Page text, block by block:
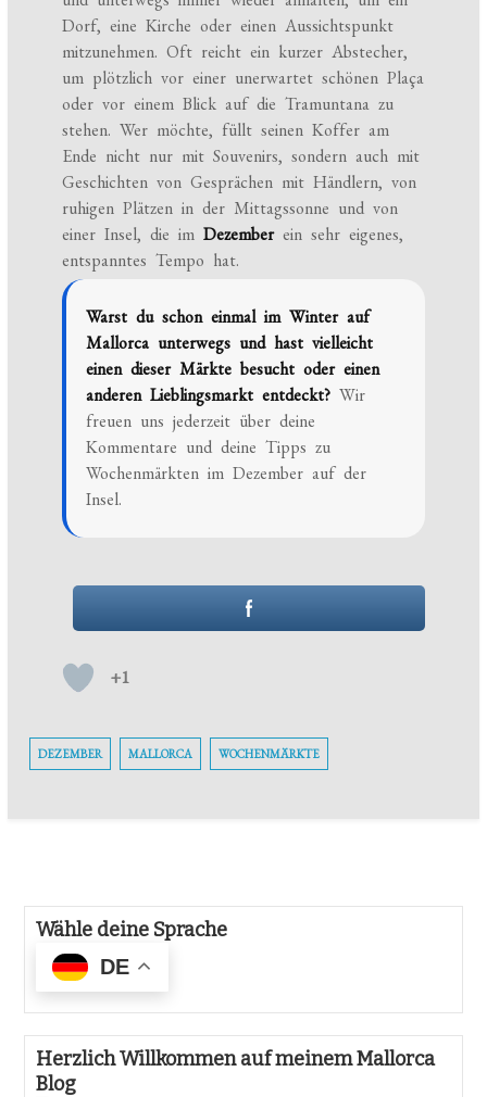
Dorf, eine Kirche oder einen Aussichtspunkt
mitzunehmen. Oft reicht ein kurzer Abstecher,
um plötzlich vor einer unerwartet schönen Plaça
oder vor einem Blick auf die Tramuntana zu
stehen. Wer möchte, füllt seinen Koffer am
Ende nicht nur mit Souvenirs, sondern auch mit
Geschichten von Gesprächen mit Händlern, von
ruhigen Plätzen in der Mittagssonne und von
einer Insel, die imDezemberein sehr eigenes,
entspanntes Tempo hat.
Warst du schon einmal im Winter auf
Mallorca unterwegs und hast vielleicht
einen dieser Märkte besucht oder einen
anderen Lieblingsmarkt entdeckt? Wir
freuen uns jederzeit über deine
Kommentare und deine Tipps zu
Wochenmärkten im Dezember auf der
Insel.
+1
DEZEMBER MALLORCA WOCHENMÄRKTE
Wähle deine Sprache
DE
Herzlich Willkommen auf meinem Mallorca
Blog